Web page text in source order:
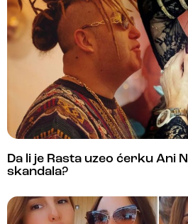
Da li je Rasta uzeo ćerku Ani
skandala?